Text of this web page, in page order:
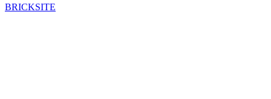
BRICKSITE